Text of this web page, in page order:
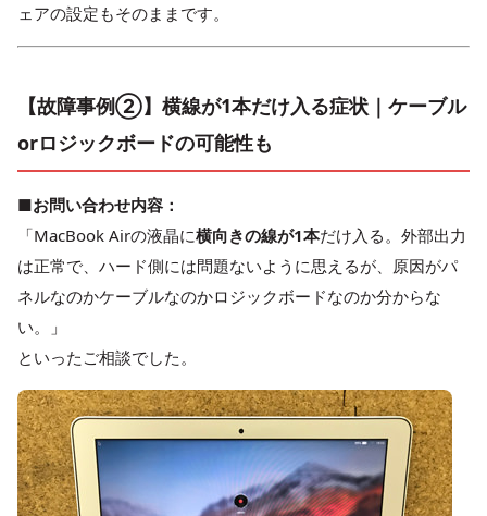
ェアの設定もそのままです。
【故障事例②】横線が1本だけ入る症状｜ケーブル
orロジックボードの可能性も
■お問い合わせ内容：
「MacBook Airの液晶に横向きの線が1本だけ入る。外部出力
は正常で、ハード側には問題ないように思えるが、原因がパ
ネルなのかケーブルなのかロジックボードなのか分からな
い。」
といったご相談でした。